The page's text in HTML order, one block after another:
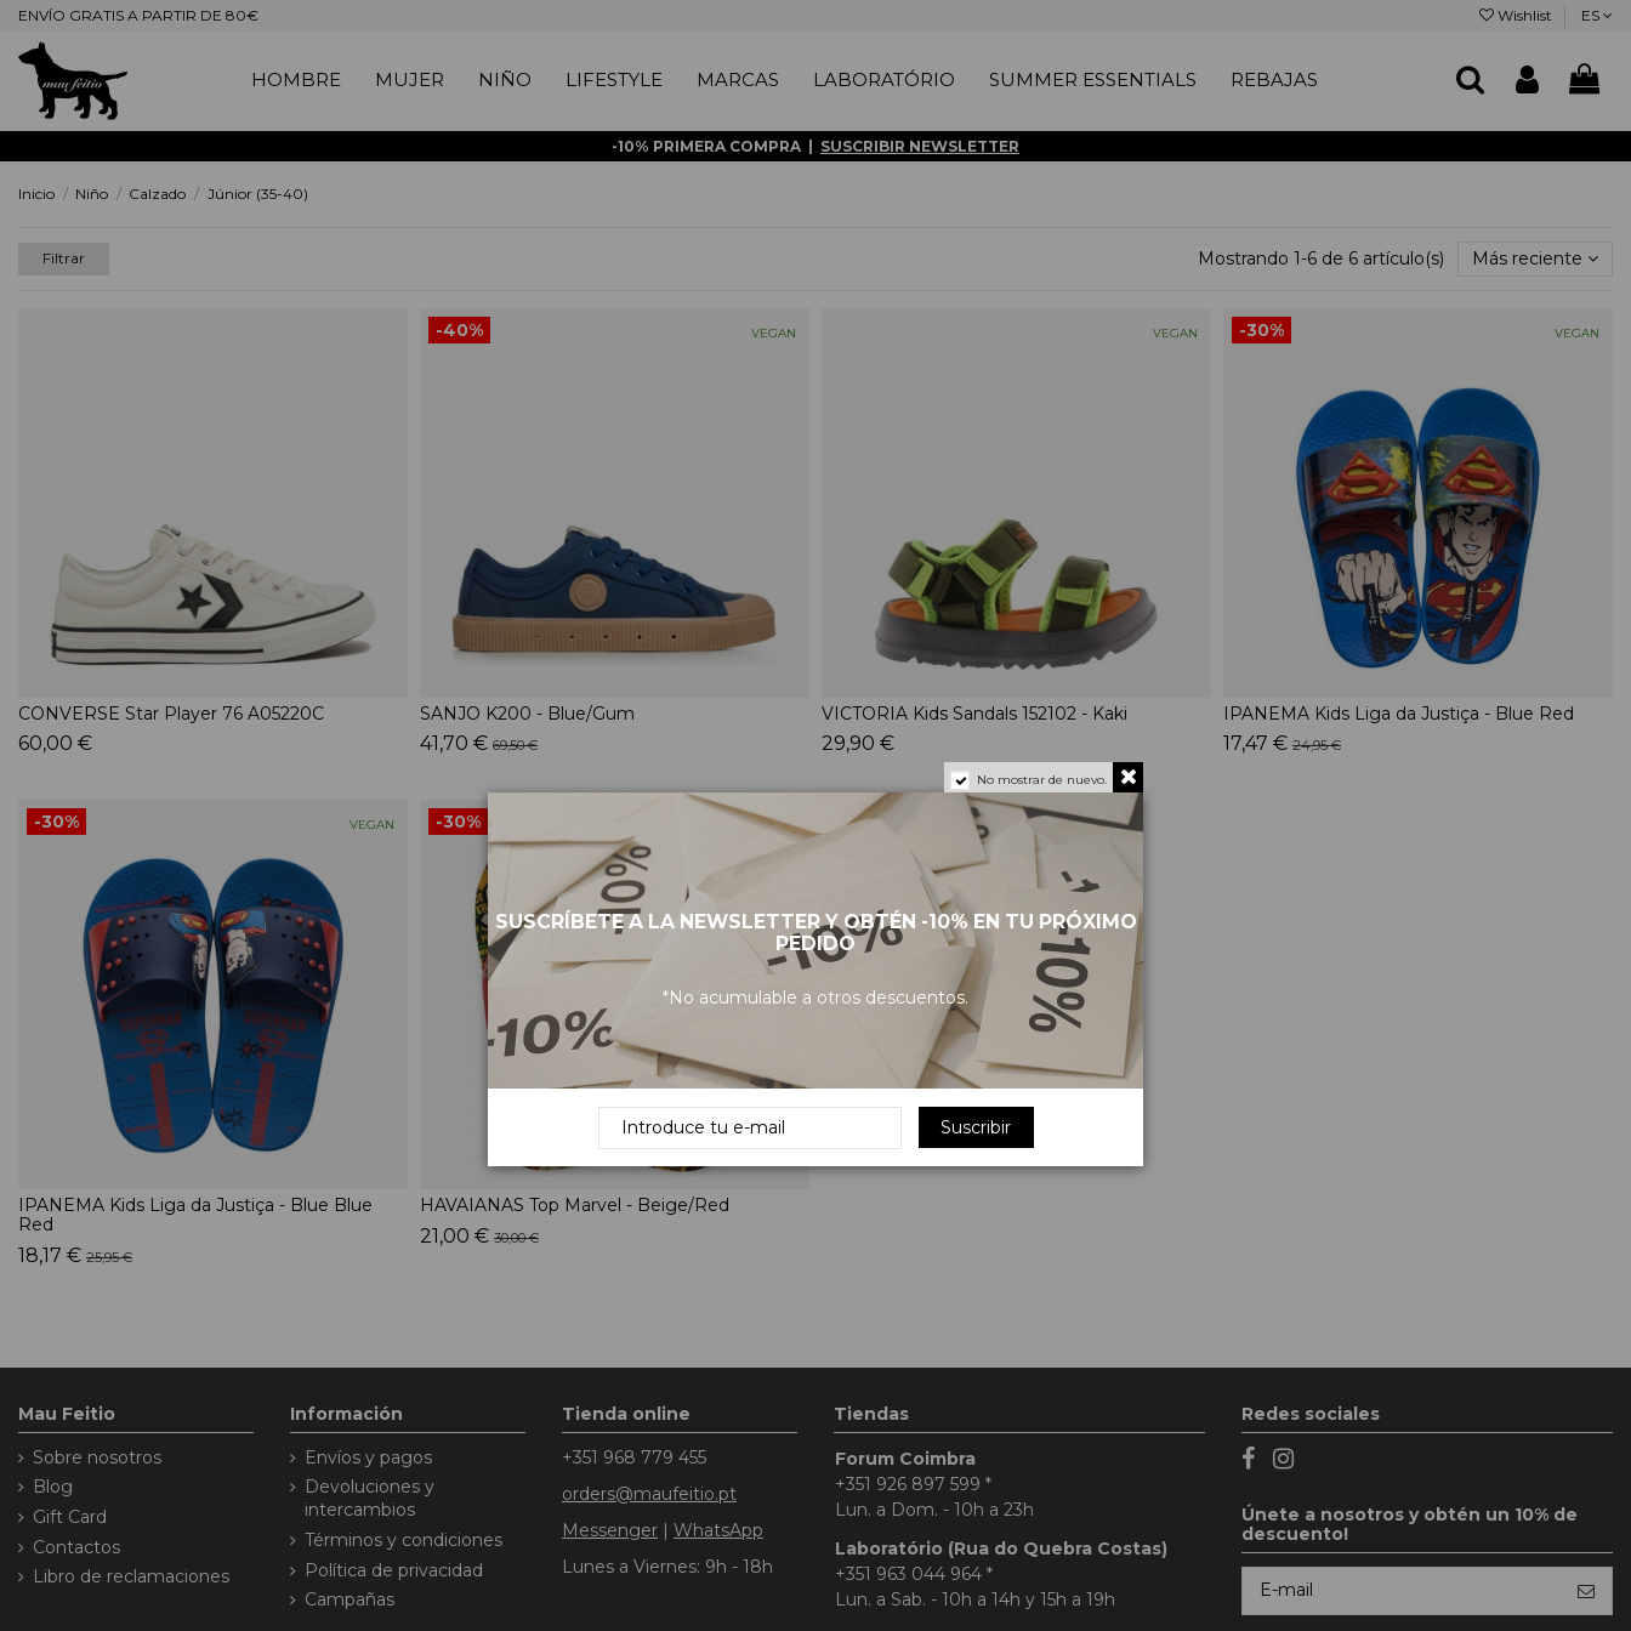
ENVÍO GRATIS A PARTIR DE 80€ Wishlist ES
HOMBRE MUJER NIÑO LIFESTYLE MARCAS LABORATÓRIO SUMMER ESSENTIALS REBAJAS
-10% PRIMERA COMPRA | SUSCRIBIR NEWSLETTER
Inicio Niño Calzado Júnior (35-40)
Filtrar Mostrando 1-6 de 6 artículo(s) Más reciente
CONVERSE Star Player 76 A05220C
60,00 €
VEGAN
-40%
SANJO K200 - Blue/Gum
41,70 € 69,50 €
VEGAN
VICTORIA Kids Sandals 152102 - Kaki
29,90 €
VEGAN
-30%
IPANEMA Kids Liga da Justiça - Blue Red
17,47 € 24,95 €
VEGAN
-30%
IPANEMA Kids Liga da Justiça - Blue Blue
Red
18,17 € 25,95 €
-30%
HAVAIANAS Top Marvel - Beige/Red
21,00 € 30,00 €
Mau Feitio
Sobre nosotros
Blog
Gift Card
Contactos
Libro de reclamaciones
Información
Envíos y pagos
Devoluciones y
intercambios
Términos y condiciones
Política de privacidad
Campañas
Tienda online
+351 968 779 455
orders@maufeitio.pt
Messenger | WhatsApp
Lunes a Viernes: 9h - 18h
Tiendas
Forum Coimbra
+351 926 897 599 *
Lun. a Dom. - 10h a 23h
Laboratório (Rua do Quebra Costas)
+351 963 044 964 *
Lun. a Sab. - 10h a 14h y 15h a 19h
Redes sociales
Únete a nosotros y obtén un 10% de
descuento!
No mostrar de nuevo.
SUSCRÍBETE A LA NEWSLETTER Y OBTÉN -10% EN TU PRÓXIMO
PEDIDO
*No acumulable a otros descuentos.
Suscribir